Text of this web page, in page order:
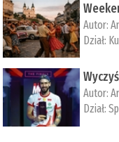
Autor:
Dział:
Autor:
Dział: